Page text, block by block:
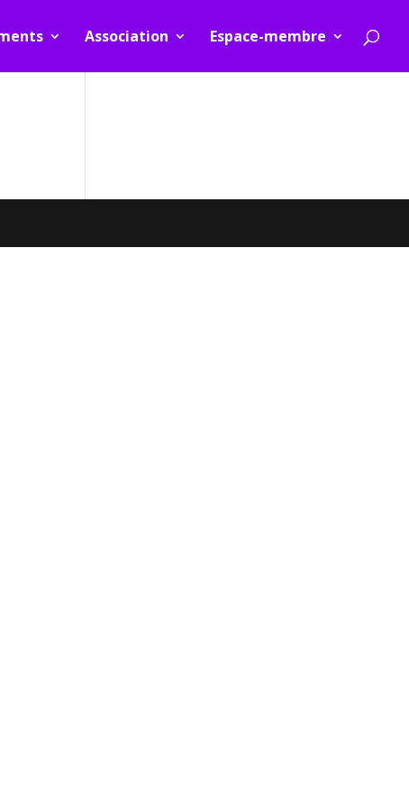
Association Espace-membre